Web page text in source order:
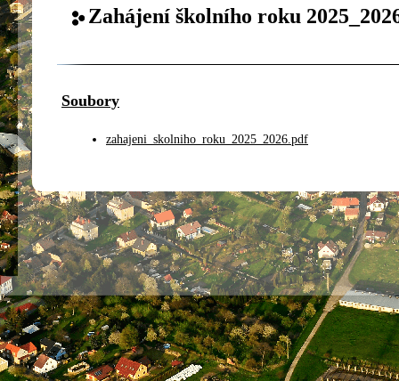
Zahájení školního roku
Soubory
zahajeni_skolniho_roku_2025_2026.pdf